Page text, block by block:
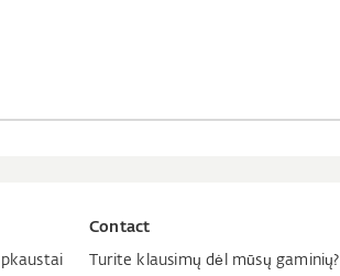
Contact
Turite klausimų dėl mūsų gaminių?